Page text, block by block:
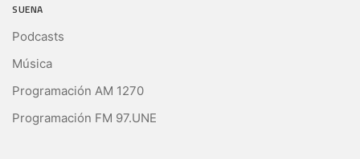
SUENA
Podcasts
Música
Programación AM 1270
Programación FM 97.UNE